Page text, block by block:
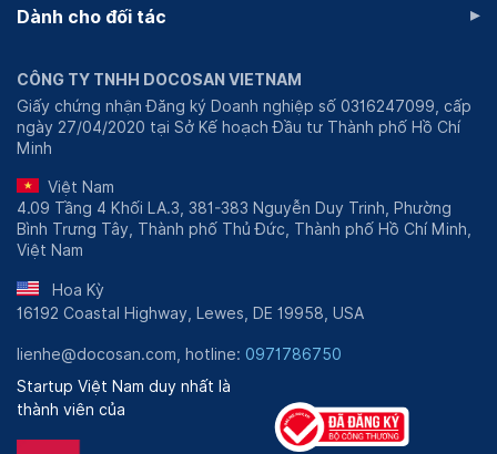
Dành cho đối tác ▸
CÔNG TY TNHH DOCOSAN VIETNAM
Giấy chứng nhận Đăng ký Doanh nghiệp số 0316247099, cấp
ngày 27/04/2020 tại Sở Kế hoạch Đầu tư Thành phố Hồ Chí
Minh
Việt Nam
4.09 Tầng 4 Khối LA.3, 381-383 Nguyễn Duy Trinh, Phường
Bình Trưng Tây, Thành phố Thủ Đức, Thành phố Hồ Chí Minh,
Việt Nam
Hoa Kỳ
16192 Coastal Highway, Lewes, DE 19958, USA
lienhe@docosan.com, hotline: 0971786750
Startup Việt Nam duy nhất là
thành viên của